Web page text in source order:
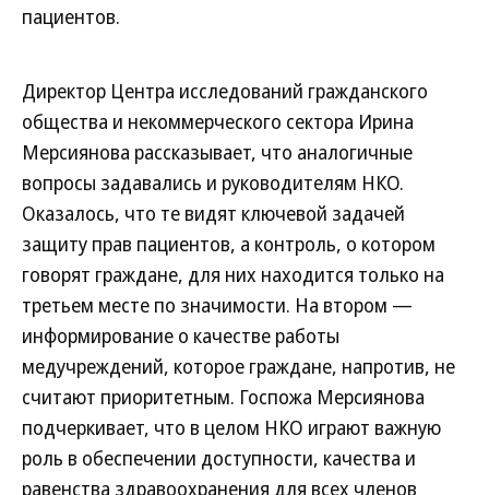
пациентов.
Директор Центра исследований гражданского
общества и некоммерческого сектора Ирина
Мерсиянова рассказывает, что аналогичные
вопросы задавались и руководителям НКО.
Оказалось, что те видят ключевой задачей
защиту прав пациентов, а контроль, о котором
говорят граждане, для них находится только на
третьем месте по значимости. На втором —
информирование о качестве работы
медучреждений, которое граждане, напротив, не
считают приоритетным. Госпожа Мерсиянова
подчеркивает, что в целом НКО играют важную
роль в обеспечении доступности, качества и
равенства здравоохранения для всех членов